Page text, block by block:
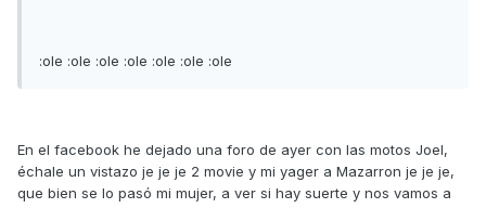
:ole :ole :ole :ole :ole :ole :ole
En el facebook he dejado una foro de ayer con las motos Joel,
échale un vistazo je je je 2 movie y mi yager a Mazarron je je je,
que bien se lo pasó mi mujer, a ver si hay suerte y nos vamos a